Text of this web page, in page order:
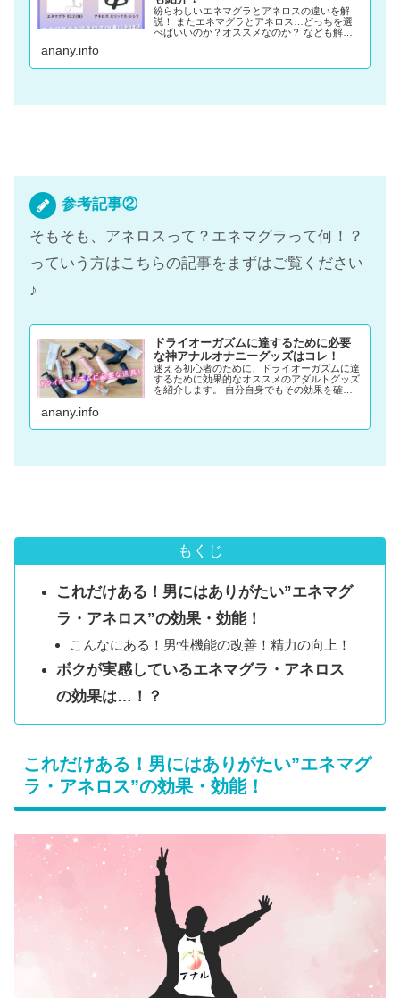
紛らわしいエネマグラとアネロスの違いを解
説！ またエネマグラとアネロス…どっちを選
べばいいのか？オススメなのか？ なども解説
anany.info
参考記事②
そもそも、アネロスって？エネマグラって何！？
っていう方はこちらの記事をまずはご覧ください
♪
ドライオーガズムに達するために必要
な神アナルオナニーグッズはコレ！
迷える初心者のために、ドライオーガズムに達
するために効果的なオススメのアダルトグッズ
を紹介します。 自分自身でもその効果を確認
anany.info
もくじ
これだけある！男にはありがたい”エネマグ
ラ・アネロス”の効果・効能！
こんなにある！男性機能の改善！精力の向上！
ボクが実感しているエネマグラ・アネロス
の効果は…！？
これだけある！男にはありがたい”エネマグ
ラ・アネロス”の効果・効能！